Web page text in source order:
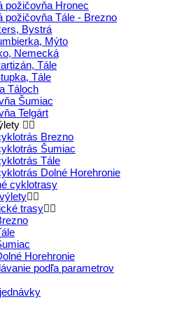
požičovňa Hronec
požičovňa Tále - Brezno
Bystrá
Mýto
Nemecká
Tále
Tále
Táloch
Šumiac
Telgárt
Brezno
Šumiac
Tále
Dolné Horehronie
cyklotrasy
trasy
Horehronie
podľa parametrov